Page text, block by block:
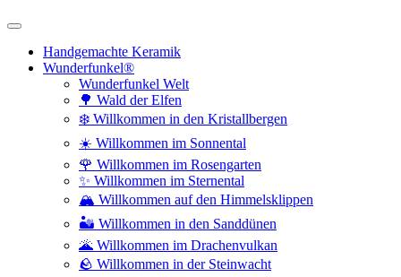
Handgemachte Keramik
Wunderfunkel®
Wunderfunkel Welt
🌳 Wald der Elfen
❄️ Willkommen in den Kristallbergen
☀️ Willkommen im Sonnental
🌹 Willkommen im Rosengarten
✨ Willkommen im Sternental
🏔️ Willkommen auf den Himmelsklippen
🏜️ Willkommen in den Sanddünen
🌋 Willkommen im Drachenvulkan
🪨 Willkommen in der Steinwacht